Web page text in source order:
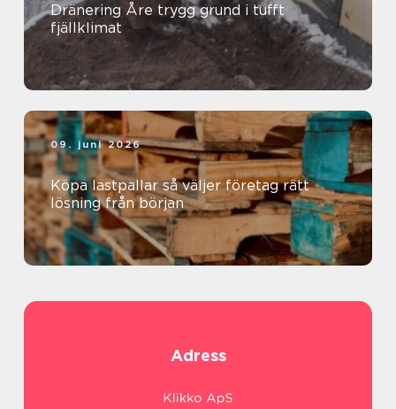
Dränering Åre trygg grund i tufft
fjällklimat
09. juni 2026
Köpa lastpallar så väljer företag rätt
lösning från början
Adress